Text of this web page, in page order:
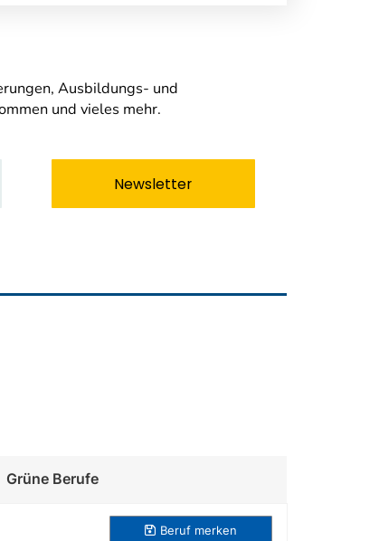
Ausbildungs- und
und vieles mehr.
Newsletter
Grüne Berufe
Beruf merken